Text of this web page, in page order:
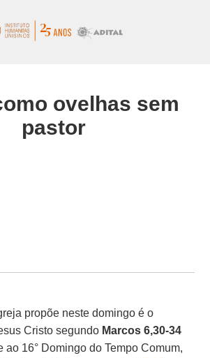
ovelhas sem
pastor
propõe neste domingo é o
Cristo segundo Marcos 6,30-34
ao 16° Domingo do Tempo Comum,